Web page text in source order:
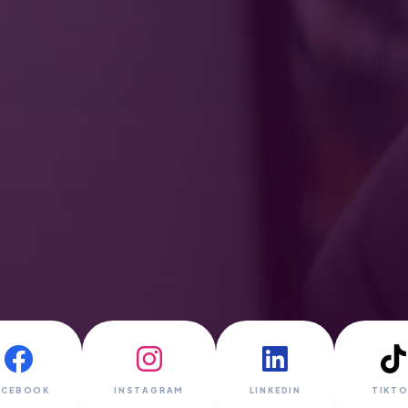
INSTAGRAM LINKEDIN